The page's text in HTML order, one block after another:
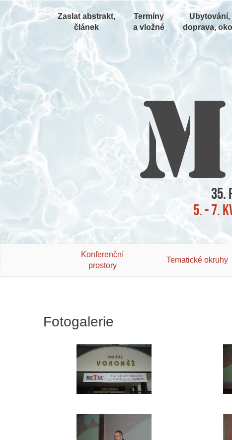
Zaslat abstrakt,
článek
Termíny
a vložné
Ubytování,
doprava,
35.
5. - 7.
Konferenční
prostory
Tematické okruhy
Fotogalerie